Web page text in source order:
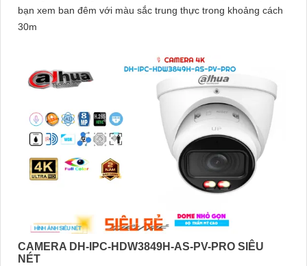
bạn xem ban đêm với màu sắc trung thực trong khoảng cách
30m
CAMERA DH-IPC-HDW3849H-AS-PV-PRO SIÊU
NÉT